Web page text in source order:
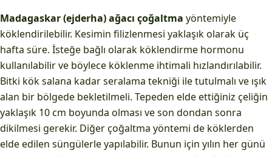
Madagaskar (ejderha) ağacı çoğaltma yöntemiyle
köklendirilebilir. Kesimin filizlenmesi yaklaşık olarak üç
hafta süre. İsteğe bağlı olarak köklendirme hormonu
kullanılabilir ve böylece köklenme ihtimali hızlandırılabilir.
Bitki kök salana kadar seralama tekniği ile tutulmalı ve ışık
alan bir bölgede bekletilmeli. Tepeden elde ettiğiniz çeliğin
yaklaşık 10 cm boyunda olması ve son dondan sonra
dikilmesi gerekir. Diğer çoğaltma yöntemi de köklerden
elde edilen süngülerle yapılabilir. Bunun için yılın her günü